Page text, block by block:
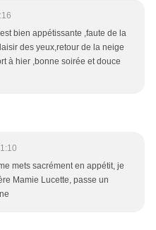
bien appétissante ,faute de la
des yeux,retour de la neige
à hier ,bonne soirée et douce
mets sacrément en appétit, je
Mamie Lucette, passe un